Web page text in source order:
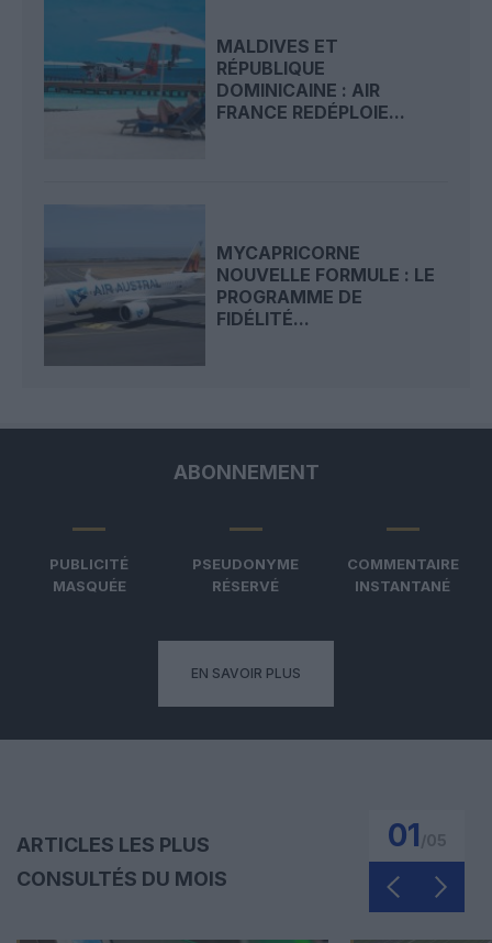
MALDIVES ET
RÉPUBLIQUE
DOMINICAINE : AIR
FRANCE REDÉPLOIE...
MYCAPRICORNE
NOUVELLE FORMULE : LE
PROGRAMME DE
FIDÉLITÉ...
ABONNEMENT
PUBLICITÉ
MASQUÉE
PSEUDONYME
RÉSERVÉ
COMMENTAIRE
INSTANTANÉ
EN SAVOIR PLUS
ARTICLES LES PLUS
CONSULTÉS DU MOIS
01